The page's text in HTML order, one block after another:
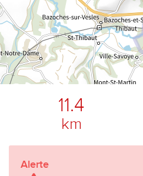
11.4
km
Alerte